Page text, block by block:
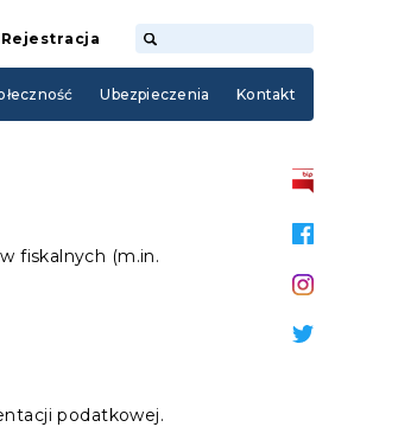
Rejestracja
Ubezpieczenia Kontakt
fiskalnych (m.in.
podatkowej.